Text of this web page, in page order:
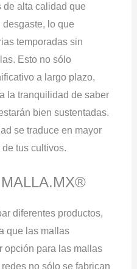
de alta calidad que
lo que
temporadas sin
Esto no sólo
a largo plazo,
la tranquilidad de saber
bien sustentadas.
se traduce en mayor
tus cultivos.
diferentes productos,
que las mallas
opción para las mallas
no sólo se fabrican